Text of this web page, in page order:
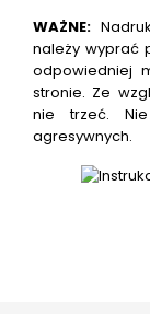
WAŻNE:
należy wyprać
odpowiedniej
stronie. Ze
nie trzeć.
agresywnych.